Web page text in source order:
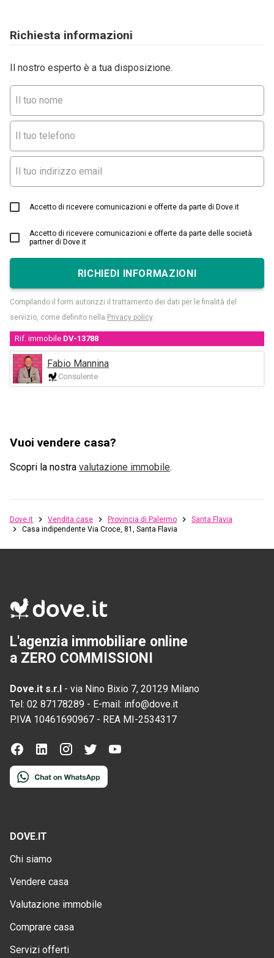
Richiesta informazioni
Il nostro esperto è a tua disposizione.
Accetto di ricevere comunicazioni e offerte da parte di Dove.it
Accetto di ricevere comunicazioni e offerte da parte delle società
partner di Dove.it
RICHIEDI INFORMAZIONI
Compilando il form autorizzi il trattamento dei dati per le finalità del
servizio, come definito nella Privacy policy.
Rif. immobile DV-13788
Fabio Mannina
Consulente
Vuoi vendere casa?
Scopri la nostra valutazione immobile.
Dove.it Vendita case Provincia di Palermo
Santa Flavia
Casa indipendente Via Croce, 81, Santa Flavia
L'agenzia immobiliare online
a ZERO COMMISSIONI
Dove.it s.r.l - via Nino Bixio 7, 20129 Milano
Tel: 02 87178289 - E-mail: info@dove.it
P.IVA 10461690967 - REA MI-2534317
DOVE.IT
Chi siamo
Vendere casa
Valutazione immobile
Comprare casa
Servizi offerti